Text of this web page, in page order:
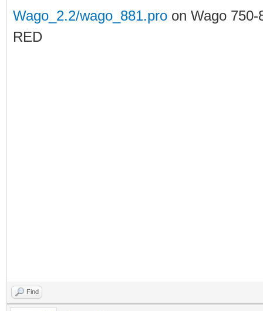
Wago_2.2/wago_881.pro on Wago 750-
RED
Find